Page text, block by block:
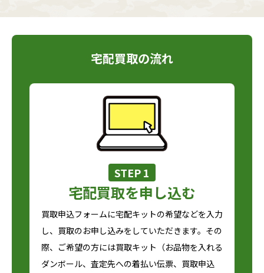
宅配買取の流れ
STEP 1
宅配買取を申し込む
買取申込フォームに宅配キットの希望などを入力
し、買取のお申し込みをしていただきます。その
際、ご希望の方には買取キット（お品物を入れる
ダンボール、査定先への着払い伝票、買取申込